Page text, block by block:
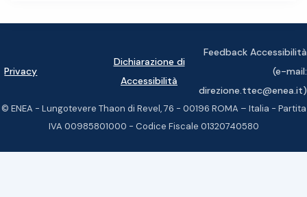
Privacy
Dichiarazione di
Accessibilità
Feedback Accessibilità
(e-mail:
direzione.ttec@enea.it)
© ENEA - Lungotevere Thaon di Revel, 76 - 00196 ROMA – Italia - Partita
IVA 00985801000 - Codice Fiscale 01320740580